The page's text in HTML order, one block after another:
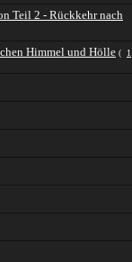
Teil 2 - Rückkehr nach
Himmel und Hölle (
1